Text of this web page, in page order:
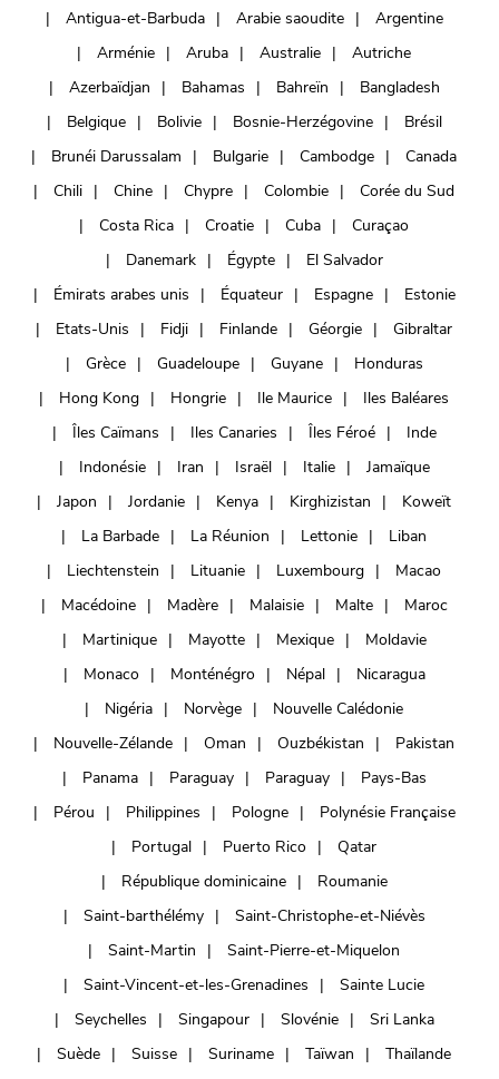
Antigua-et-Barbuda
Arabie saoudite
Argentine
Arménie
Aruba Australie
Autriche
Azerbaïdjan
Bahamas Bahreïn
Bangladesh
Belgique
Bolivie Bosnie-Herzégovine
Brésil
Brunéi Darussalam
Bulgarie Cambodge
Canada
Chili
Chine Chypre Colombie
Corée du Sud
Costa Rica
Croatie Cuba
Curaçao
Danemark
Égypte
El Salvador
Émirats arabes unis
Équateur Espagne
Estonie
Etats-Unis
Fidji Finlande Géorgie
Gibraltar
Grèce
Guadeloupe Guyane
Honduras
Hong Kong
Hongrie Ile Maurice
Iles Baléares
Îles Caïmans
Iles Canaries Îles Féroé
Inde
Indonésie
Iran Israël Italie
Jamaïque
Japon
Jordanie Kenya Kirghizistan
Koweït
La Barbade
La Réunion Lettonie
Liban
Liechtenstein
Lituanie Luxembourg
Macao
Macédoine
Madère Malaisie Malte
Maroc
Martinique
Mayotte Mexique
Moldavie
Monaco
Monténégro Népal
Nicaragua
Nigéria
Norvège
Nouvelle Calédonie
Nouvelle-Zélande
Oman Ouzbékistan
Pakistan
Panama
Paraguay Paraguay
Pays-Bas
Pérou
Philippines Pologne
Polynésie Française
Portugal
Puerto Rico
Qatar
République dominicaine
Roumanie
Saint-barthélémy
Saint-Christophe-et-Niévès
Saint-Martin
Saint-Pierre-et-Miquelon
Saint-Vincent-et-les-Grenadines
Sainte Lucie
Seychelles
Singapour Slovénie
Sri Lanka
Suède
Suisse Suriname Taïwan
Thaïlande